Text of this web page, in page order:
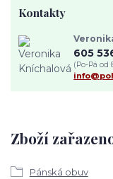
Zboží
Pánská obuv
Kontakty
605
(Po-Pá od